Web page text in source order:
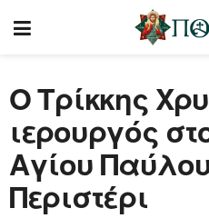
Ο Τρίκκης
ιερουργός
Αγίου
Περιστέρι